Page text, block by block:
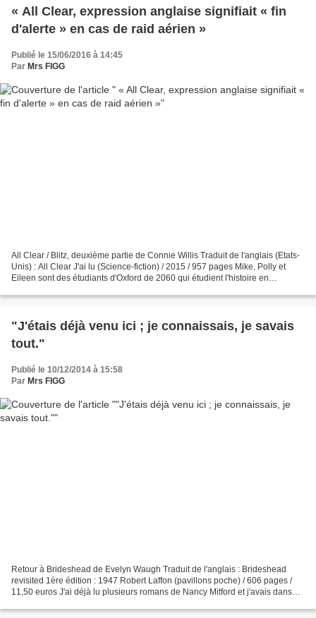
« All Clear, expression anglaise signifiait « fin
d'alerte » en cas de raid aérien »
Publié le 15/06/2016 à 14:45
Par Mrs FIGG
All Clear / Blitz, deuxième partie de Connie Willis Traduit de l'anglais (Etats-
Unis) : All Clear J'ai lu (Science-fiction) / 2015 / 957 pages Mike, Polly et
Eileen sont des étudiants d'Oxford de 2060 qui étudient l'histoire en
"J'étais déjà venu ici ; je connaissais, je savais
tout."
Publié le 10/12/2014 à 15:58
Par Mrs FIGG
Retour à Brideshead de Evelyn Waugh Traduit de l'anglais : Brideshead
revisited 1ère édition : 1947 Robert Laffon (pavillons poche) / 606 pages /
11,50 euros J'ai déjà lu plusieurs romans de Nancy Mitford et j'avais dans